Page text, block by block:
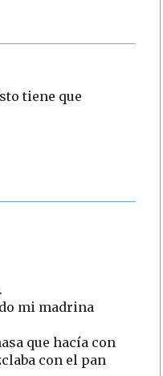
tiene que
mi madrina
que hacía con
con el pan